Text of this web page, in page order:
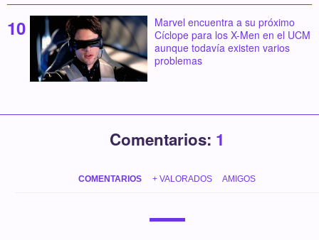
Marvel encuentra a su próximo
Cíclope para los X-Men en el UCM
aunque todavía existen varios
problemas
Comentarios: 1
COMENTARIOS + VALORADOS AMIGOS